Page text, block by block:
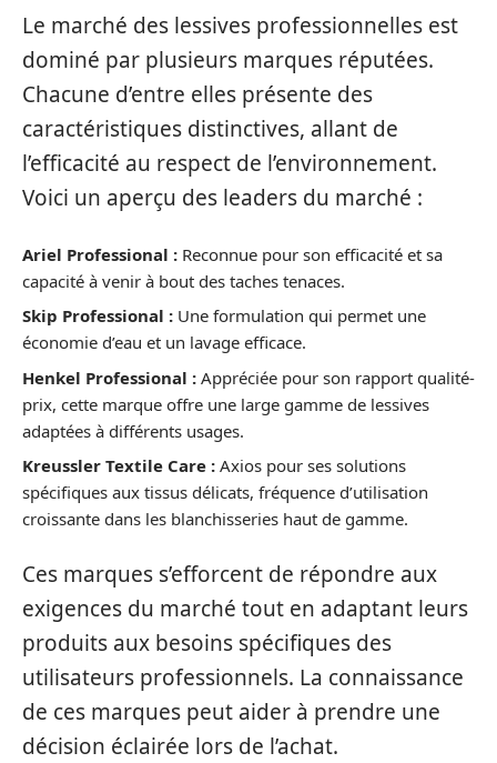
Le marché des lessives professionnelles est
dominé par plusieurs marques réputées.
Chacune d’entre elles présente des
caractéristiques distinctives, allant de
l’efficacité au respect de l’environnement.
Voici un aperçu des leaders du marché :
Ariel Professional : Reconnue pour son efficacité et sa
capacité à venir à bout des taches tenaces.
Skip Professional : Une formulation qui permet une
économie d’eau et un lavage efficace.
Henkel Professional : Appréciée pour son rapport qualité-
prix, cette marque offre une large gamme de lessives
adaptées à différents usages.
Kreussler Textile Care : Axios pour ses solutions
spécifiques aux tissus délicats, fréquence d’utilisation
croissante dans les blanchisseries haut de gamme.
Ces marques s’efforcent de répondre aux
exigences du marché tout en adaptant leurs
produits aux besoins spécifiques des
utilisateurs professionnels. La connaissance
de ces marques peut aider à prendre une
décision éclairée lors de l’achat.